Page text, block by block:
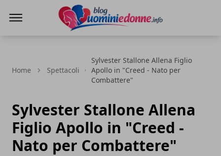
Home Spettacoli
Sylvester Stallone Allena Figlio
Apollo in "Creed - Nato per
Combattere"
Sylvester Stallone Allena
Figlio Apollo in "Creed -
Nato per Combattere"